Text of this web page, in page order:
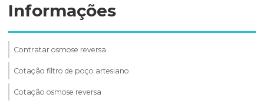
Informações
Contratar osmose reversa
Cotação filtro de poço artesiano
Cotação osmose reversa